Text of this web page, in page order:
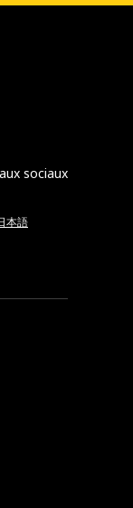
sociaux
本語